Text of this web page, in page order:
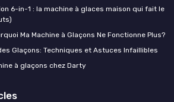
6-in-1 : la machine à glaces maison qui fait le
Ma Machine à Glaçons Ne Fonctionne Plus?
Glaçons: Techniques et Astuces Infaillibles
à glaçons chez Darty